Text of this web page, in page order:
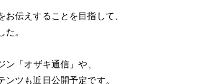
伝えすることを目指して、
。
「オザキ通信」や、
ツも近日公開予定です。